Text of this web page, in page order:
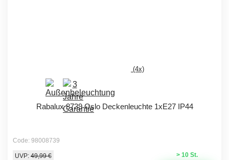
(4x)
Rabalux 8739 Oslo Deckenleuchte 1xE27 IP44
Code: 98008739
> 10 St.
UVP: 49,99 €